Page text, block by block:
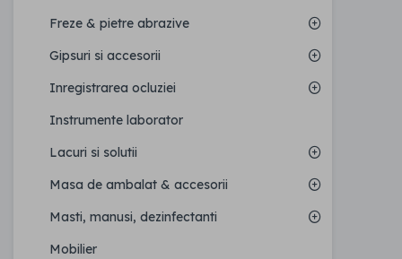
Freze & pietre abrazive
Gipsuri si accesorii
Inregistrarea ocluziei
Instrumente laborator
Lacuri si solutii
Masa de ambalat & accesorii
Masti, manusi, dezinfectanti
Mobilier